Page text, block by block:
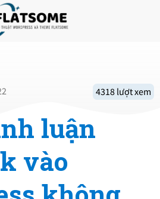
4318 lượt xem
luận
vào